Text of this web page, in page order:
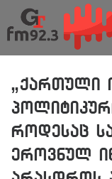
„ქართული
როდესაც
ეროვნულ